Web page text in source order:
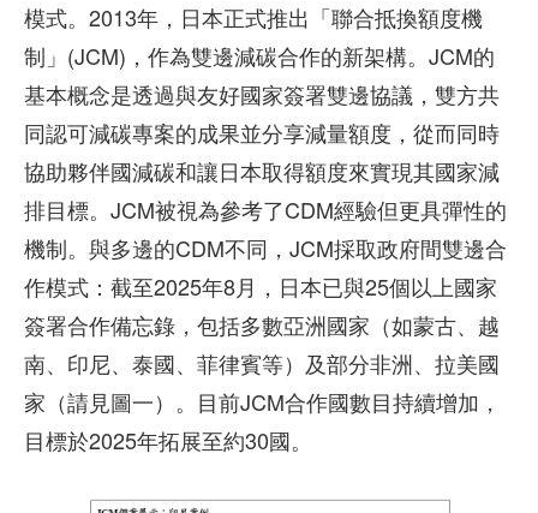
模式。2013年，日本正式推出「聯合抵換額度機
制」(JCM)，作為雙邊減碳合作的新架構。JCM的
基本概念是透過與友好國家簽署雙邊協議，雙方共
同認可減碳專案的成果並分享減量額度，從而同時
協助夥伴國減碳和讓日本取得額度來實現其國家減
排目標。JCM被視為參考了CDM經驗但更具彈性的
機制。與多邊的CDM不同，JCM採取政府間雙邊合
作模式：截至2025年8月，日本已與25個以上國家
簽署合作備忘錄，包括多數亞洲國家（如蒙古、越
南、印尼、泰國、菲律賓等）及部分非洲、拉美國
家（請見圖一）。目前JCM合作國數目持續增加，
目標於2025年拓展至約30國。